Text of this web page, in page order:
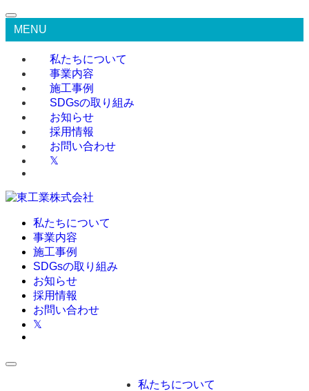
MENU
私たちについて
事業内容
施工事例
SDGsの取り組み
お知らせ
採用情報
お問い合わせ
𝕏
私たちについて
事業内容
施工事例
SDGsの取り組み
お知らせ
採用情報
お問い合わせ
𝕏
私たちについて